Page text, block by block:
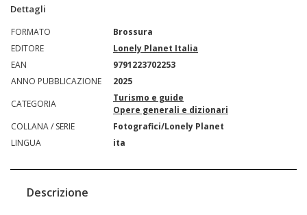
Dettagli
FORMATO
Brossura
EDITORE
Lonely Planet Italia
EAN
9791223702253
ANNO PUBBLICAZIONE
2025
CATEGORIA
Turismo e guide
Opere generali e dizionari
COLLANA / SERIE
Fotografici/Lonely Planet
LINGUA
ita
Descrizione